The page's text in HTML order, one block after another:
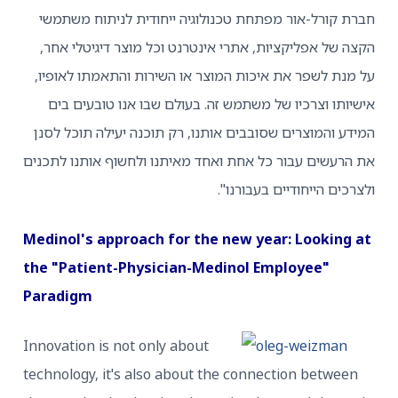
קורל-אור מפתחת טכנולוגיה ייחודית לניתוח משתמשי
של אפליקציות, אתרי אינטרנט וכל מוצר דיגיטלי אחר,
לשפר את איכות המוצר או השירות והתאמתו לאופיו,
וצרכיו של משתמש זה. בעולם שבו אנו טובעים בים
והמוצרים שסובבים אותנו, רק תוכנה יעילה תוכל לסנן
עבור כל אחת ואחד מאיתנו ולחשוף אותנו לתכנים
הייחודיים בעבורנו".
Medinol's approach for the new year:
the "Patient-Physician-Medinol Employee"
Paradigm
Innovation is not only about
technology, it's also about the connection